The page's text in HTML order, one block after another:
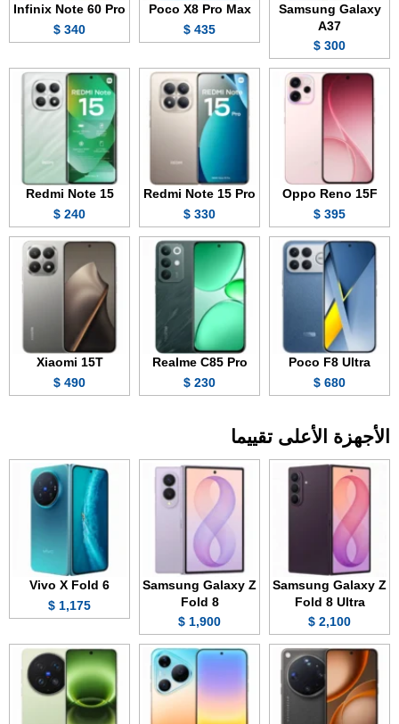
Samsung Galaxy
A37
300 $
Poco X8 Pro Max
435 $
Infinix Note 60 Pro
340 $
Oppo Reno 15F
395 $
Redmi Note 15 Pro
330 $
Redmi Note 15
240 $
Poco F8 Ultra
680 $
Realme C85 Pro
230 $
Xiaomi 15T
490 $
الأجهزة الأعلى تقييما
Samsung Galaxy Z
Fold 8 Ultra
2,100 $
Samsung Galaxy Z
Fold 8
1,900 $
Vivo X Fold 6
1,175 $